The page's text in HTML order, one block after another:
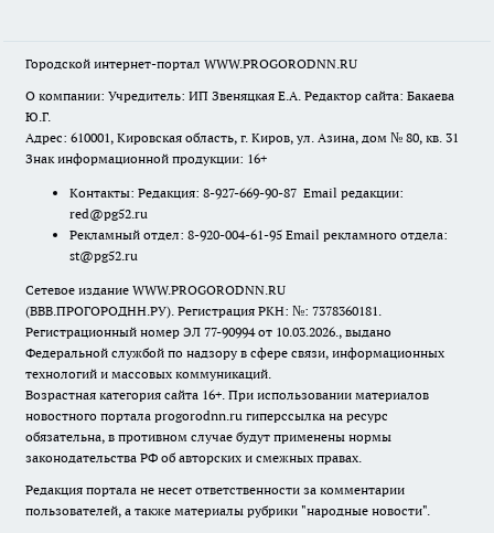
Городской интернет-портал WWW.PROGORODNN.RU
О компании: Учредитель: ИП Звеняцкая Е.А. Редактор сайта: Бакаева
Ю.Г.
Адрес: 610001, Кировская область, г. Киров, ул. Азина, дом № 80, кв. 31
Знак информационной продукции: 16+
Контакты: Редакция: 8-927-669-90-87 Email редакции:
red@pg52.ru
Рекламный отдел: 8-920-004-61-95 Email рекламного отдела:
st@pg52.ru
Сетевое издание WWW.PROGORODNN.RU
(ВВВ.ПРОГОРОДНН.РУ). Регистрация РКН: №: 7378360181.
Регистрационный номер ЭЛ 77-90994 от 10.03.2026., выдано
Федеральной службой по надзору в сфере связи, информационных
технологий и массовых коммуникаций.
Возрастная категория сайта 16+. При использовании материалов
новостного портала progorodnn.ru гиперссылка на ресурс
обязательна, в противном случае будут применены нормы
законодательства РФ об авторских и смежных правах.
Редакция портала не несет ответственности за комментарии
пользователей, а также материалы рубрики "народные новости".